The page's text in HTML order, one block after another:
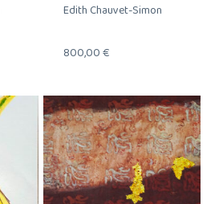
Edith Chauvet-Simon
800,00€